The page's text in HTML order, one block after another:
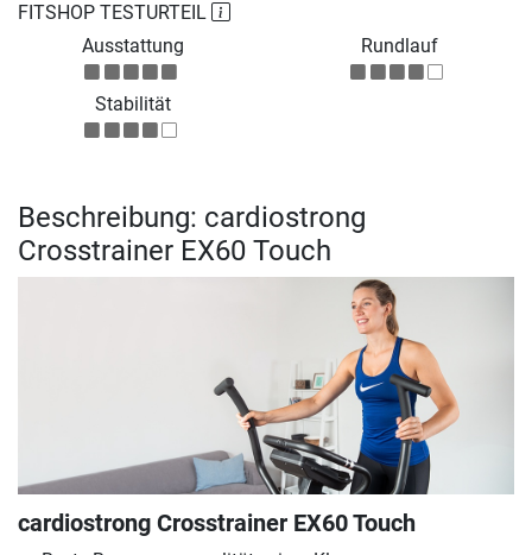
FITSHOP TESTURTEIL
Ausstattung
Rundlauf
Stabilität
Beschreibung: cardiostrong
Crosstrainer EX60 Touch
cardiostrong Crosstrainer EX60 Touch